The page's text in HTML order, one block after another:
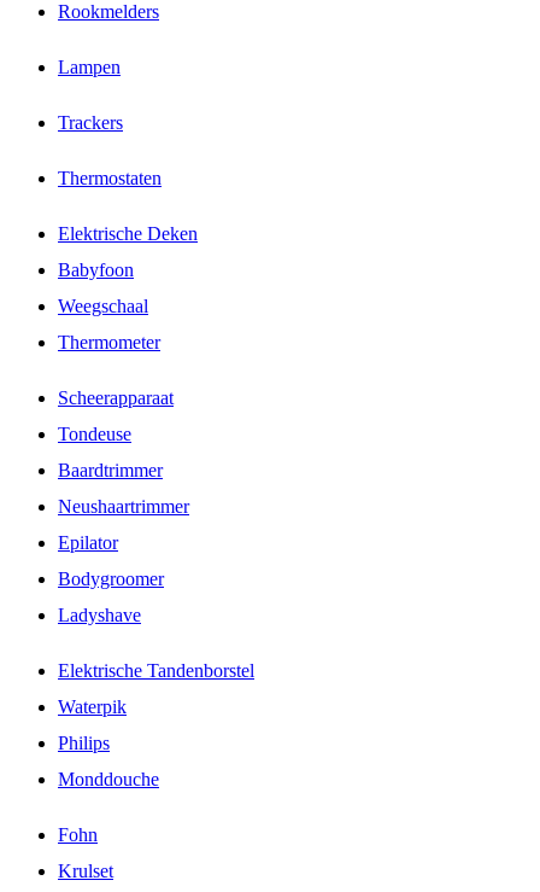
Rookmelders
Lampen
Trackers
Thermostaten
Elektrische Deken
Babyfoon
Weegschaal
Thermometer
Scheerapparaat
Tondeuse
Baardtrimmer
Neushaartrimmer
Epilator
Bodygroomer
Ladyshave
Elektrische Tandenborstel
Waterpik
Philips
Monddouche
Fohn
Krulset